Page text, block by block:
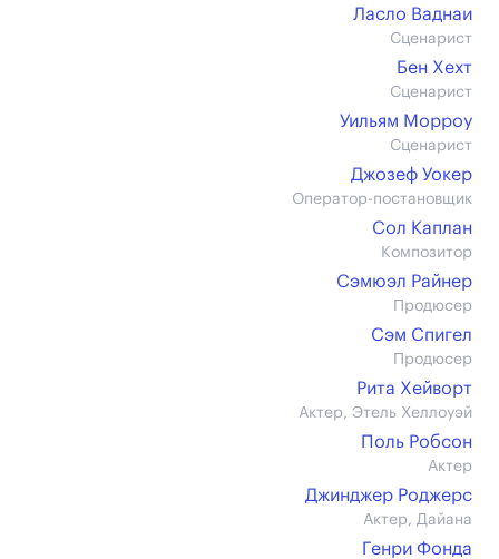
Ласло Ваднаи
Сценарист
Бен Хехт
Сценарист
Уильям Морроу
Сценарист
Джозеф Уокер
Оператор-постановщик
Сол Каплан
Композитор
Сэмюэл Райнер
Продюсер
Сэм Спигел
Продюсер
Рита Хейворт
Актер, Этель Хеллоуэй
Поль Робсон
Актер
Джинджер Роджерс
Актер, Дайана
Генри Фонда